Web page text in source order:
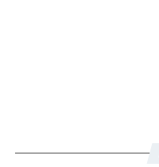
costruendo un